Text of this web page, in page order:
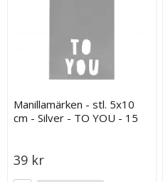
Manillamärken - stl. 5x10
cm - Silver - TO YOU - 15
39 kr